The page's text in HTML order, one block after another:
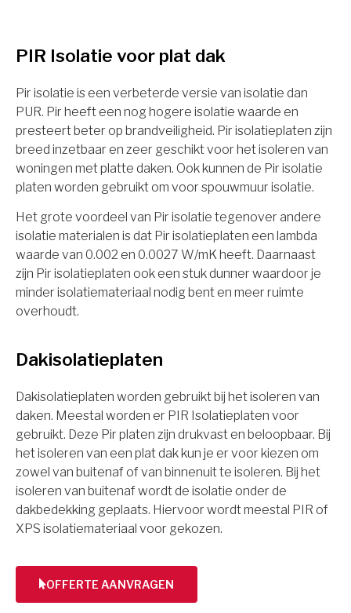
PIR Isolatie voor plat dak
Pir isolatie is een verbeterde versie van isolatie dan
PUR. Pir heeft een nog hogere isolatie waarde en
presteert beter op brandveiligheid. Pir isolatieplaten zijn
breed inzetbaar en zeer geschikt voor het isoleren van
woningen met platte daken. Ook kunnen de Pir isolatie
platen worden gebruikt om voor spouwmuur isolatie.
Het grote voordeel van Pir isolatie tegenover andere
isolatie materialen is dat Pir isolatieplaten een lambda
waarde van 0.002 en 0.0027 W/mK heeft. Daarnaast
zijn Pir isolatieplaten ook een stuk dunner waardoor je
minder isolatiemateriaal nodig bent en meer ruimte
overhoudt.
Dakisolatieplaten
Dakisolatieplaten worden gebruikt bij het isoleren van
daken. Meestal worden er PIR Isolatieplaten voor
gebruikt. Deze Pir platen zijn drukvast en beloopbaar. Bij
het isoleren van een plat dak kun je er voor kiezen om
zowel van buitenaf of van binnenuit te isoleren. Bij het
isoleren van buitenaf wordt de isolatie onder de
dakbedekking geplaats. Hiervoor wordt meestal PIR of
XPS isolatiemateriaal voor gekozen.
OFFERTE AANVRAGEN